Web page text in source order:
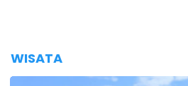
WISATA